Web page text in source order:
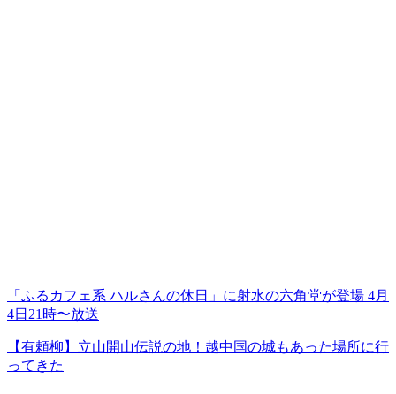
「ふるカフェ系 ハルさんの休日」に射水の六角堂が登場 4月
4日21時〜放送
【有頼柳】立山開山伝説の地！越中国の城もあった場所に行
ってきた